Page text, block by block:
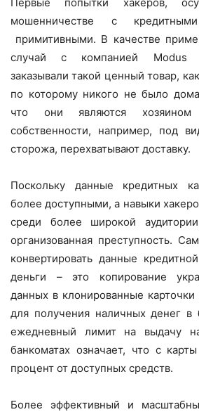
мошенничестве с
примитивными. В качестве
случай с компанией Modus
заказывали такой ценный товар,
по которому никого не было
что они являются хозяином
собственности, например, под
сторожа, перехватывают доставку.
Поскольку данные кредитных
более доступными, а навыки
среди более широкой
организованная преступность.
конвертировать данные
деньги – это копирование
данных в клонированные карточки
для получения наличных денег в
ежедневный лимит на выдачу
банкоматах означает, что с
процент от доступных средств.
Более эффективный и